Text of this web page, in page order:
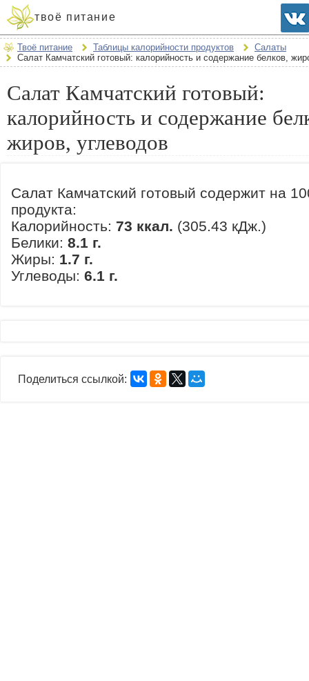
твоё питание
Твоё питание Таблицы калорийности продуктов
Салаты
Салат Камчатский готовый: калорийность и содержание белков,
Салат Камчатский готовый:
калорийность и содержание
жиров, углеводов
Салат Камчатский готовый содержит на
продукта:
Калорийность: 73 ккал. (305.43 кДж.)
Белики: 8.1 г.
Жиры: 1.7 г.
Углеводы: 6.1 г.
Поделиться ссылкой: